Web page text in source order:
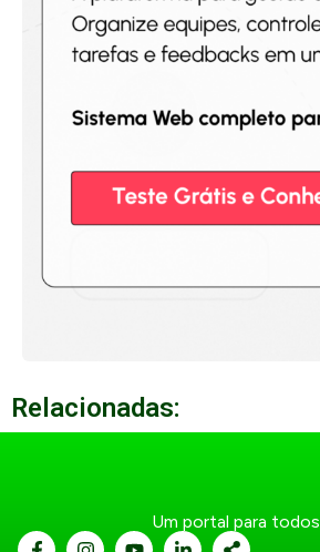
Relacionadas:
Um portal para todos